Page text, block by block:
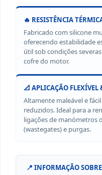
🔥 RESISTÊNCIA
Fabricado com silicone
oferecendo estabilidade
útil sob condições
cofre do motor.
📐 APLICAÇÃO FLEXÍVEL
Altamente maleável e
reduzidos. Ideal para a
ligações de manómetros
(wastegates) e purgas.
📍 INFORMAÇÃO